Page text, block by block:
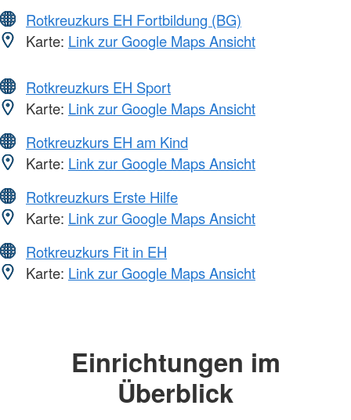
Rotkreuzkurs EH Fortbildung (BG)
Karte: Link zur Google Maps Ansicht
Rotkreuzkurs EH Sport
Karte: Link zur Google Maps Ansicht
Rotkreuzkurs EH am Kind
Karte: Link zur Google Maps Ansicht
Rotkreuzkurs Erste Hilfe
Karte: Link zur Google Maps Ansicht
Rotkreuzkurs Fit in EH
Karte: Link zur Google Maps Ansicht
Einrichtungen im
Überblick